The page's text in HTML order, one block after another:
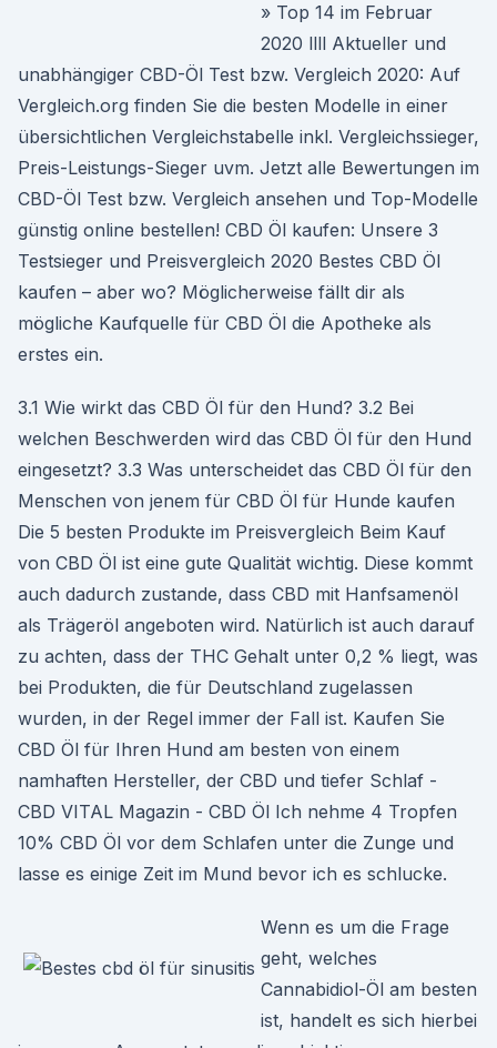
» Top 14 im Februar
2020 llll Aktueller und
unabhängiger CBD-Öl Test bzw. Vergleich 2020: Auf
Vergleich.org finden Sie die besten Modelle in einer
übersichtlichen Vergleichstabelle inkl. Vergleichssieger,
Preis-Leistungs-Sieger uvm. Jetzt alle Bewertungen im
CBD-Öl Test bzw. Vergleich ansehen und Top-Modelle
günstig online bestellen! CBD Öl kaufen: Unsere 3
Testsieger und Preisvergleich 2020 Bestes CBD Öl
kaufen – aber wo? Möglicherweise fällt dir als
mögliche Kaufquelle für CBD Öl die Apotheke als
erstes ein.
3.1 Wie wirkt das CBD Öl für den Hund? 3.2 Bei
welchen Beschwerden wird das CBD Öl für den Hund
eingesetzt? 3.3 Was unterscheidet das CBD Öl für den
Menschen von jenem für CBD Öl für Hunde kaufen
Die 5 besten Produkte im Preisvergleich Beim Kauf
von CBD Öl ist eine gute Qualität wichtig. Diese kommt
auch dadurch zustande, dass CBD mit Hanfsamenöl
als Trägeröl angeboten wird. Natürlich ist auch darauf
zu achten, dass der THC Gehalt unter 0,2 % liegt, was
bei Produkten, die für Deutschland zugelassen
wurden, in der Regel immer der Fall ist. Kaufen Sie
CBD Öl für Ihren Hund am besten von einem
namhaften Hersteller, der CBD und tiefer Schlaf -
CBD VITAL Magazin - CBD Öl Ich nehme 4 Tropfen
10% CBD Öl vor dem Schlafen unter die Zunge und
lasse es einige Zeit im Mund bevor ich es schlucke.
Wenn es um die Frage
geht, welches
Cannabidiol-Öl am besten
ist, handelt es sich hierbei